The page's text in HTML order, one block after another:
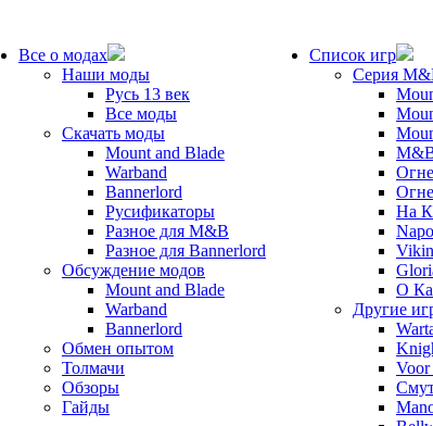
Все о модах
Наши моды
Русь 13 век
Все моды
Скачать моды
Mount and Blade
Warband
Bannerlord
Русификаторы
Разное для M&B
Разное для Bannerlord
Обсуждение модов
Mount and Blade
Warband
Bannerlord
Обмен опытом
Толмачи
Обзоры
Гайды
Список игр
Серия
На
О
Другие